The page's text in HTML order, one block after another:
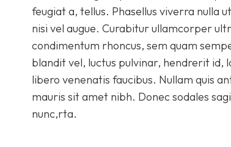
feugiat a, tellus. Phasellus viverra nulla
nisi vel augue. Curabitur ullamcorper
condimentum rhoncus, sem quam
blandit vel, luctus pulvinar, hendrerit id,
libero venenatis faucibus. Nullam quis
mauris sit amet nibh. Donec sodales
nunc,rta.